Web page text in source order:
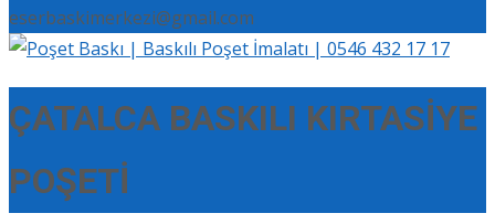
eserbaskimerkezi@gmail.com
ÇATALCA BASKILI KIRTASİYE
POŞETİ